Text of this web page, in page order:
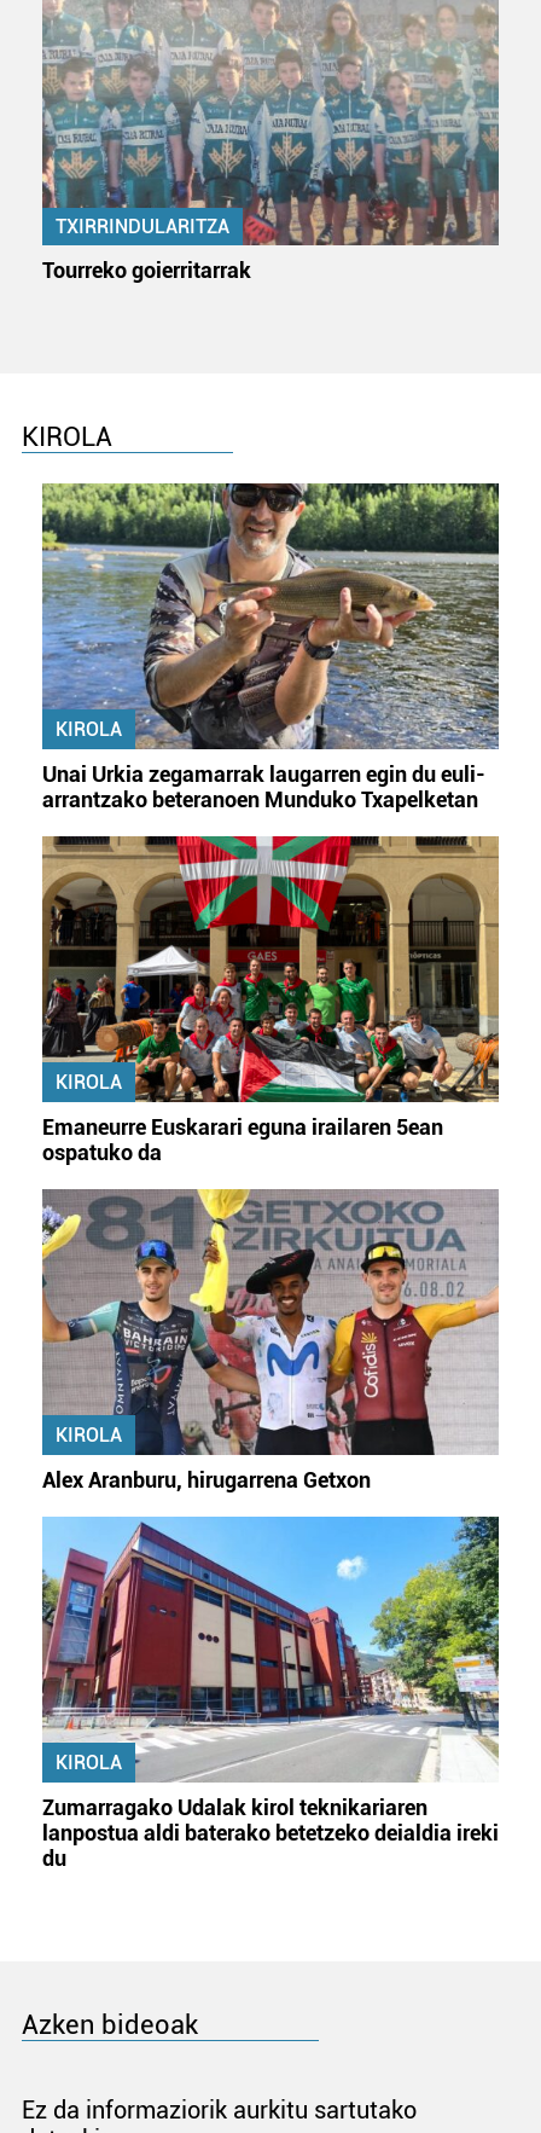
TXIRRINDULARITZA
Tourreko goierritarrak
KIROLA
KIROLA
Unai Urkia zegamarrak laugarren egin du euli-
arrantzako beteranoen Munduko Txapelketan
KIROLA
Emaneurre Euskarari eguna irailaren 5ean
ospatuko da
KIROLA
Alex Aranburu, hirugarrena Getxon
KIROLA
Zumarragako Udalak kirol teknikariaren
lanpostua aldi baterako betetzeko deialdia ireki
du
Azken bideoak
Ez da informaziorik aurkitu sartutako